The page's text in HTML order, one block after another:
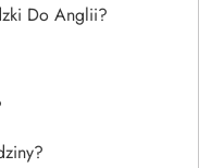
Do Anglii?